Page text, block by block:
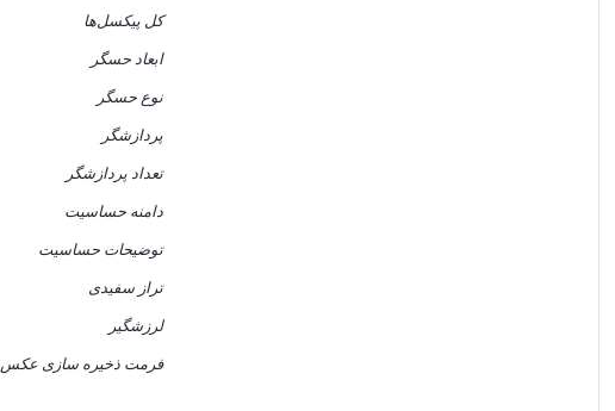
کل پیکسل‌ها
ابعاد حسگر
نوع حسگر
پردازشگر
تعداد پردازشگر
دامنه حساسیت
توضیحات حساسیت
تراز سفیدی
لرزشگیر
فرمت ذخیره سازی عکس